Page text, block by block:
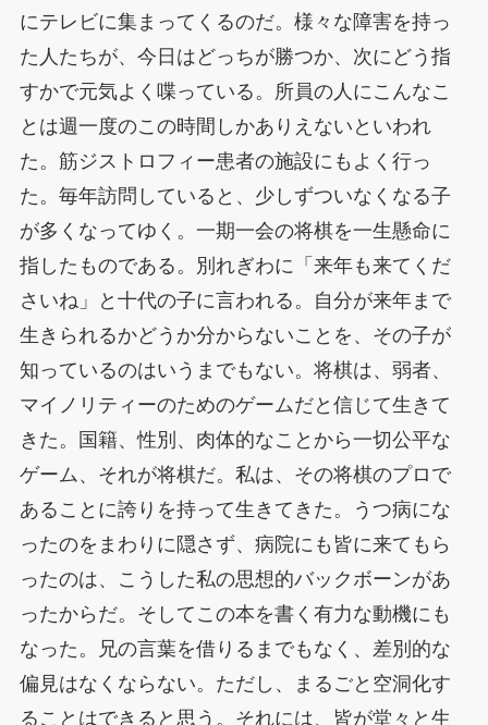
にテレビに集まってくるのだ。様々な障害を持っ
た人たちが、今日はどっちが勝つか、次にどう指
すかで元気よく喋っている。所員の人にこんなこ
とは週一度のこの時間しかありえないといわれ
た。筋ジストロフィー患者の施設にもよく行っ
た。毎年訪問していると、少しずついなくなる子
が多くなってゆく。一期一会の将棋を一生懸命に
指したものである。別れぎわに「来年も来てくだ
さいね」と十代の子に言われる。自分が来年まで
生きられるかどうか分からないことを、その子が
知っているのはいうまでもない。将棋は、弱者、
マイノリティーのためのゲームだと信じて生きて
きた。国籍、性別、肉体的なことから一切公平な
ゲーム、それが将棋だ。私は、その将棋のプロで
あることに誇りを持って生きてきた。うつ病にな
ったのをまわりに隠さず、病院にも皆に来てもら
ったのは、こうした私の思想的バックボーンがあ
ったからだ。そしてこの本を書く有力な動機にも
なった。兄の言葉を借りるまでもなく、差別的な
偏見はなくならない。ただし、まるごと空洞化す
ることはできると思う。それには、皆が堂々と生